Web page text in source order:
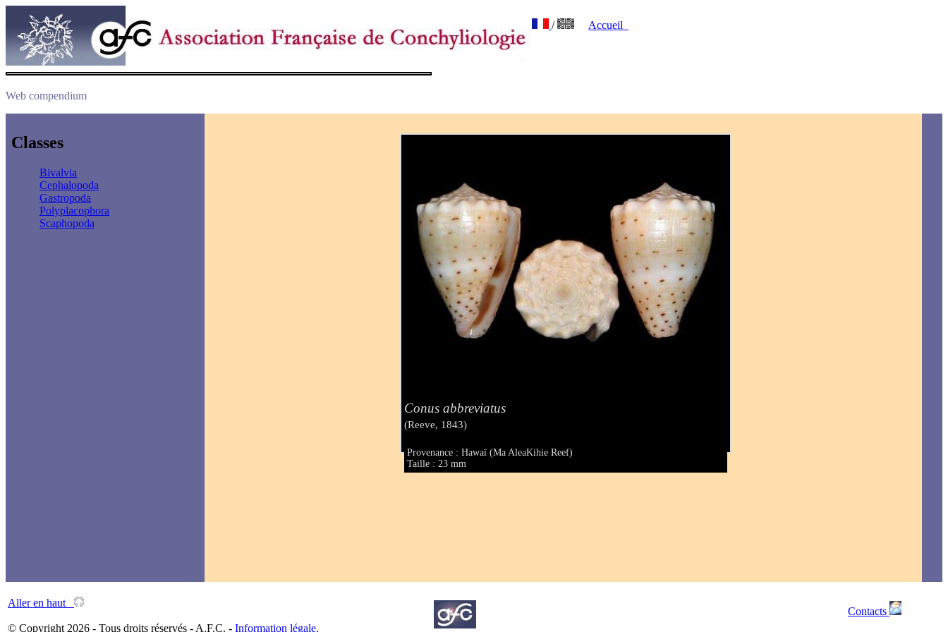
/ Accueil
Web compendium
Classes
Bivalvia
Cephalopoda
Gastropoda
Polyplacophora
Scaphopoda
Conus abbreviatus
(Reeve, 1843)
Provenance : Hawaï (Ma AleaKihie Reef)
Taille : 23 mm
Aller en haut
© Copyright 2026 - Tous droits réservés - A.F.C. - Information légale.
Contacts